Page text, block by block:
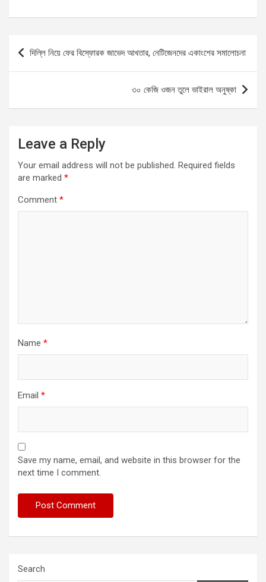
ce
b
o
st
d
ail ar
Post
navigation
দিল্লি নিয়ে ফের বিস্ফোরক জাভেদ আখতার, নেটিজেনদের একাংশের সমালোচনা
৩০ কেজি ওজন তুলে ভাইরাল অনুষ্কা
Leave a Reply
Your email address will not be published. Required fields
are marked *
Comment *
Name *
Email *
Save my name, email, and website in this browser for the
next time I comment.
Search